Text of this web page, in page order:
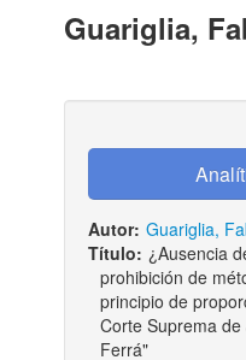
Guariglia,
Autor: Guariglia,
Título: ¿Ausencia
prohibición de
principio de
Corte Suprema
Ferrá"